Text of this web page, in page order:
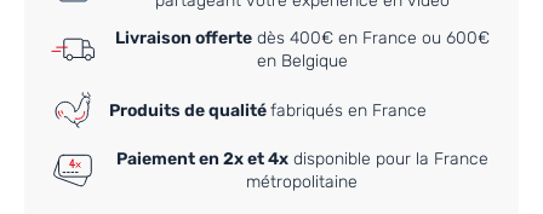
Livraison offertedès 400€ en France ou 600€
en Belgique
Produits de qualitéfabriqués en France
Paiement en 2x et 4xdisponible pour la France
métropolitaine